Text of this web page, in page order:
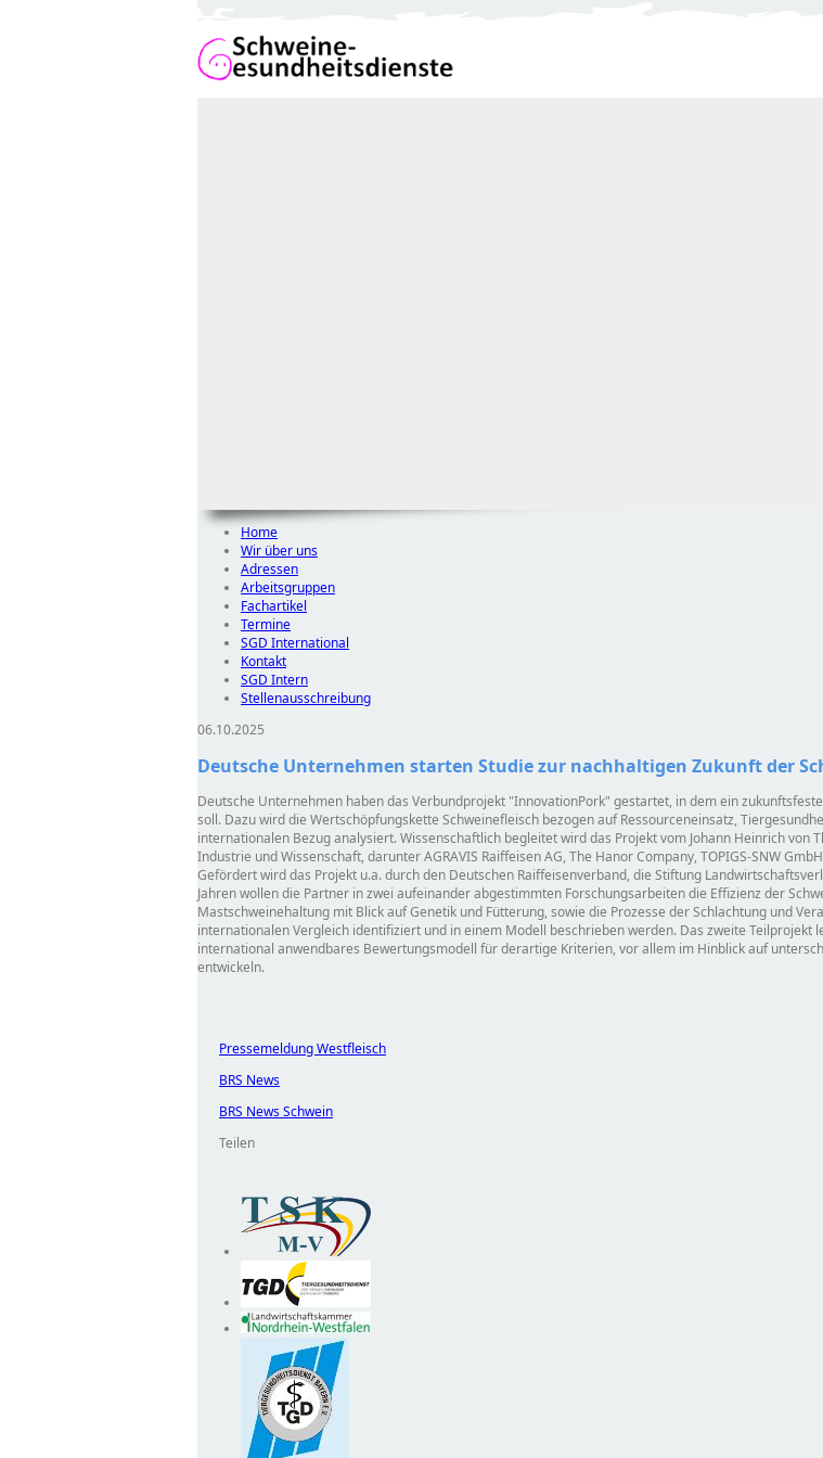
Home
Wir über uns
Adressen
Arbeitsgruppen
Fachartikel
Termine
SGD International
Kontakt
SGD Intern
Stellenausschreibung
06.10.2025
Deutsche Unternehmen starten Studie zur nachhaltigen Zukunft der
Deutsche Unternehmen haben das Verbundprojekt InnovationPork gestartet, in dem ein
soll. Dazu wird die Wertschöpfungskette Schweinefleisch bezogen auf Ressourceneinsatz,
internationalen Bezug analysiert. Wissenschaftlich begleitet wird das Projekt vom Johann Heinrich
Industrie und Wissenschaft, darunter AGRAVIS Raiffeisen AG, The Hanor Company, TOPIGS-SNW
Gefördert wird das Projekt u.a. durch den Deutschen Raiffeisenverband, die Stiftung
Jahren wollen die Partner in zwei aufeinander abgestimmten Forschungsarbeiten die Effizienz der
Mastschweinehaltung mit Blick auf Genetik und Fütterung, sowie die Prozesse der Schlachtung und
internationalen Vergleich identifiziert und in einem Modell beschrieben werden. Das zweite
international anwendbares Bewertungsmodell für derartige Kriterien, vor allem im Hinblick auf
entwickeln.
Pressemeldung Westfleisch
BRS News
BRS News Schwein
Teilen